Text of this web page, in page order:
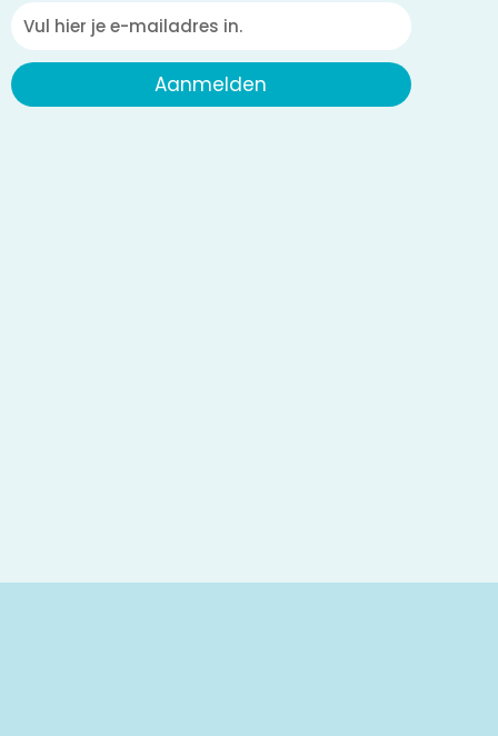
Emailadres
Aanmelden